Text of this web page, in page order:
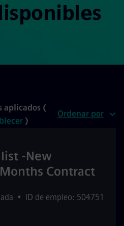
aplicados (
)
Ordenar por
-New
Contract
• ID de empleo: 504751